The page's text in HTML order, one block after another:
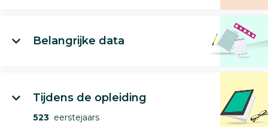
Belangrijke data
Tijdens de opleiding
523 eerstejaars